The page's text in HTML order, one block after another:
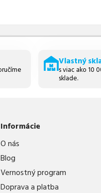
Vlastný
s viac ako 10
sklade.
Informácie
O nás
Blog
Vernostný program
Doprava a platba